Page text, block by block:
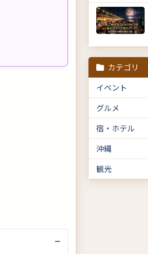
−
カテゴリ
イベント
グルメ
宿・ホテル
沖縄
観光